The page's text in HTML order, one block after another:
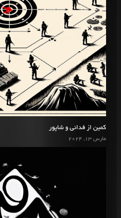
کمین از فدائی و شاپور
مارس 13, 2024